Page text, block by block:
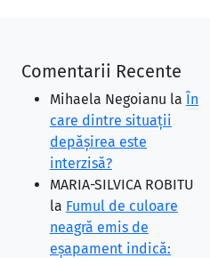
Comentarii Recente
Mihaela Negoianu la În
care dintre situaţii
depăşirea este
interzisă?
MARIA-SILVICA ROBITU
la Fumul de culoare
neagră emis de
eşapament indică: